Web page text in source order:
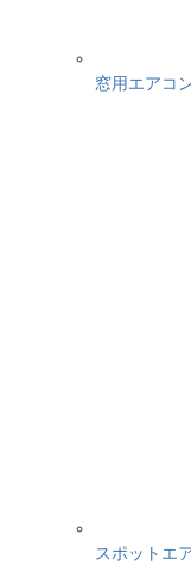
窓用エアコ
スポットエ